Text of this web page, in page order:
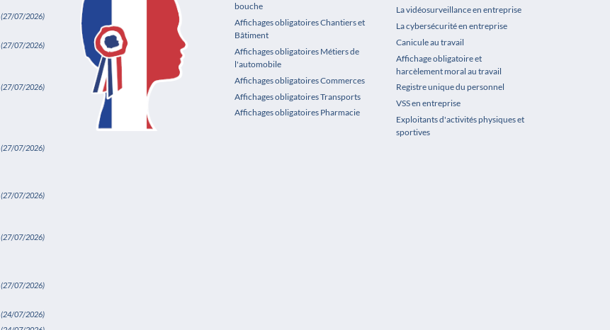
(27/07/2026)
(27/07/2026)
(27/07/2026)
(27/07/2026)
(27/07/2026)
(27/07/2026)
(27/07/2026)
(24/07/2026)
bouche
Affichages obligatoires Chantiers et
Bâtiment
Affichages obligatoires Métiers de
l'automobile
Affichages obligatoires Commerces
Affichages obligatoires Transports
Affichages obligatoires Pharmacie
La vidéosurveillance en entreprise
La cybersécurité en entreprise
Canicule au travail
Affichage obligatoire et
harcèlement moral au travail
Registre unique du personnel
VSS en entreprise
Exploitants d'activités physiques et
sportives